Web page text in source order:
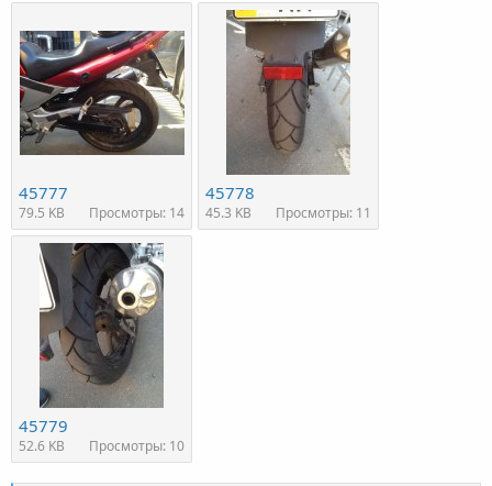
45777
79.5 KB Просмотры: 14
45778
45.3 KB Просмотры: 11
45779
52.6 KB Просмотры: 10